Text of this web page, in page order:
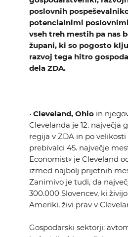
poslovnih
potencialnimi
vseh treh mestih pa nas
župani, ki so pogosto
razvoj tega hitro
dela ZDA.
• Cleveland, Ohio in
Clevelanda je 12. največja
regija v ZDA in po velikosti
prebivalci 45. največje
Economist« je Cleveland
izmed najbolj prijetnih
Zanimivo je tudi, da
300.000 Slovencev, ki
Ameriki, živi prav v
Gospodarski sektorji: